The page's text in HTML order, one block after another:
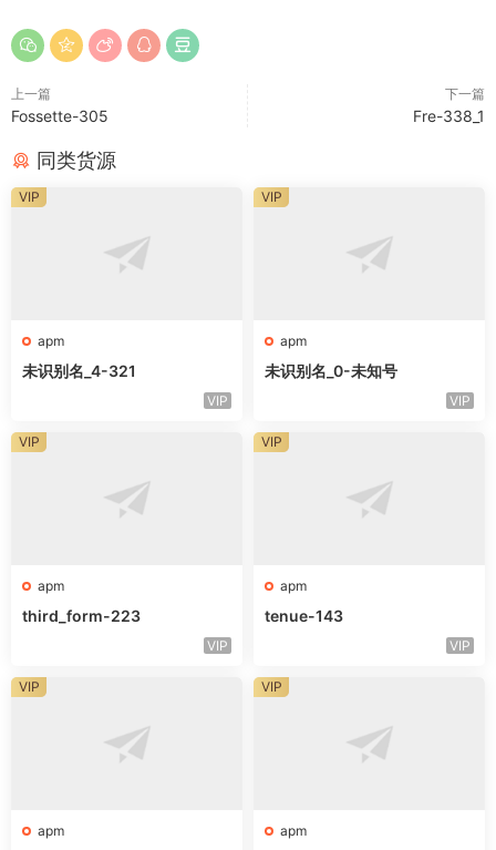
上一篇
Fossette-305
下一篇
Fre-338_1
同类货源
apm
未识别名_4-321
VIP
VIP
apm
未识别名_0-未知号
VIP
VIP
apm
third_form-223
VIP
VIP
apm
tenue-143
VIP
VIP
apm
VIP
apm
VIP